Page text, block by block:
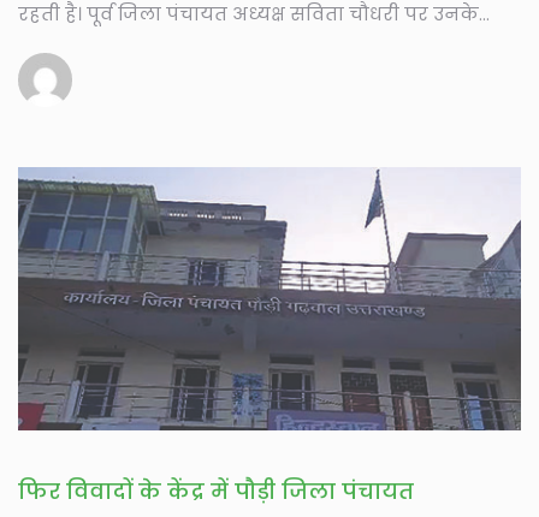
रहती है। पूर्व जिला पंचायत अध्यक्ष सविता चौधरी पर उनके...
फिर विवादों के केंद्र में पौड़ी जिला पंचायत